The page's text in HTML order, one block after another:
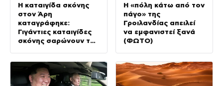
Η καταιγίδα σκόνης
στον Άρη
καταγράφηκε:
Γιγάντιες καταιγίδες
σκόνης σαρώνουν τον
Η «πόλη κάτω από τον
πάγο» της
Γροιλανδίας απειλεί
να εμφανιστεί ξανά
(ΦΩΤΟ)